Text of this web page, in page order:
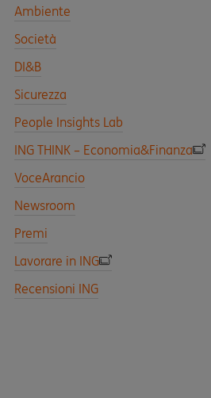
Ambiente
Società
DI&B
Sicurezza
People Insights Lab
ING THINK – Economia&Finanza
VoceArancio
Newsroom
Premi
Lavorare in ING
Recensioni ING